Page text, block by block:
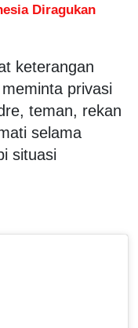
Diragukan
keterangan
privasi
teman, rekan
selama
situasi